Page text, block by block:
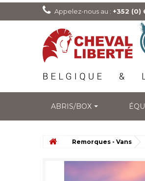
Appelez-nous au : +352 (0)
ABRIS/BOX
Remorques - Vans